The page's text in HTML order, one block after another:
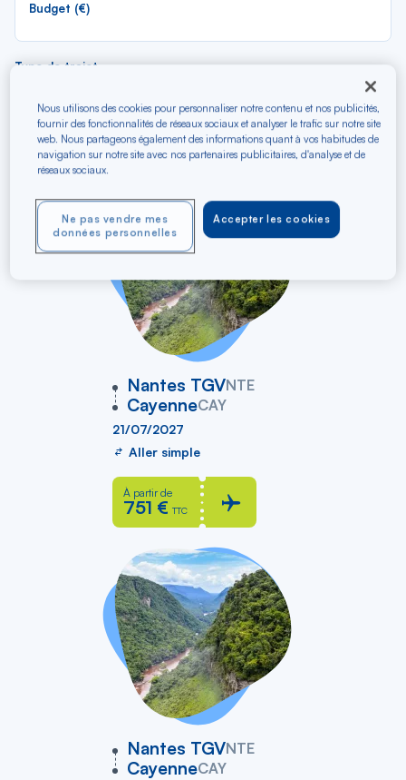
Budget (€)
Type de trajet
Filtrer Vider
Nantes TGVNTE
vers
CayenneCAY
21/07/2027
Aller simple
À partir de
751 € TTC
Nantes TGVNTE
vers
CayenneCAY
Nous utilisons des cookies pour personnaliser notre contenu et nos publicités,
fournir des fonctionnalités de réseaux sociaux et analyser le trafic sur notre site
web. Nous partageons également des informations quant à vos habitudes de
navigation sur notre site avec nos partenaires publicitaires, d'analyse et de
réseaux sociaux.
Accepter les cookies
Ne pas vendre mes
données personnelles